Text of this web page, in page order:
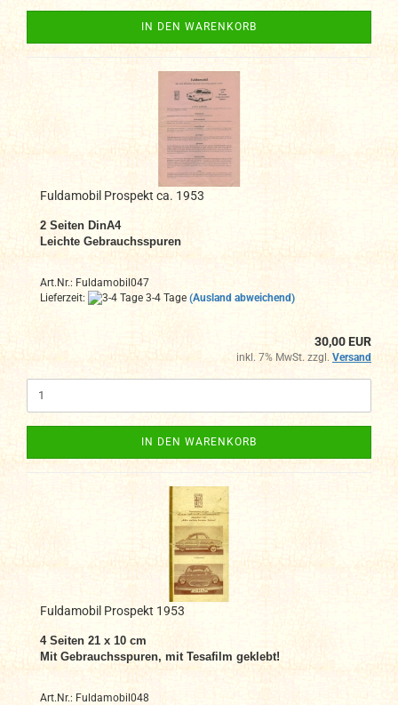
IN DEN WARENKORB
Fuldamobil Prospekt ca. 1953
2 Seiten DinA4
Leichte Gebrauchsspuren
Art.Nr.: Fuldamobil047
Lieferzeit:
3-4 Tage (Ausland abweichend)
30,00 EUR
inkl. 7% MwSt. zzgl. Versand
IN DEN WARENKORB
Fuldamobil Prospekt 1953
4 Seiten 21 x 10 cm
Mit Gebrauchsspuren, mit Tesafilm geklebt!
Art.Nr.: Fuldamobil048